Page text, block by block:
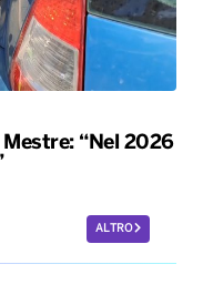
“Nel 2026
ALTRO